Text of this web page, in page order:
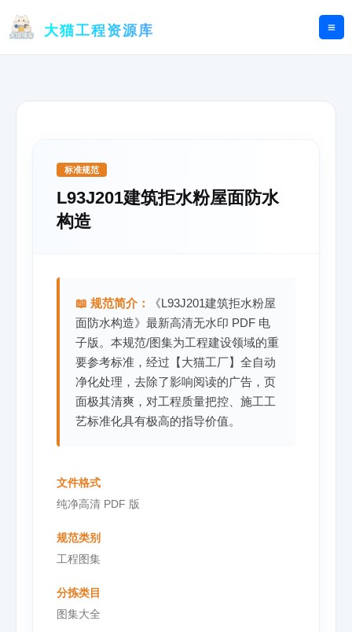
大猫工程资源库
标准规范
L93J201建筑拒水粉屋面防水
构造
📖 规范简介：
《L93J201建筑拒水粉屋
面防水构造》最新高清无水印 PDF 电
子版。本规范/图集为工程建设领域的重
要参考标准，经过【大猫工厂】全自动
净化处理，去除了影响阅读的广告，页
面极其清爽，对工程质量把控、施工工
艺标准化具有极高的指导价值。
文件格式
纯净高清 PDF 版
规范类别
工程图集
分拣类目
图集大全